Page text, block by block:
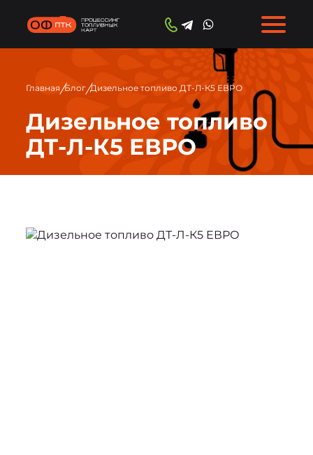
Главная/Блог/Дизельное топливо ДТ-Л-К5 ЕВРО
Дизельное топливо
ДТ-Л-К5 ЕВРО